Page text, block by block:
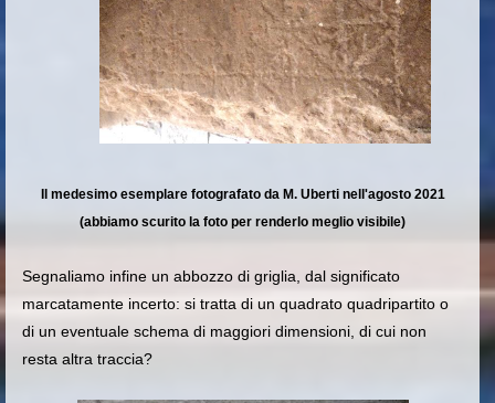
Il medesimo esemplare fotografato da M. Uberti nell'agosto 2021
(abbiamo scurito la foto per renderlo meglio visibile)
Segnaliamo infine un abbozzo di griglia, dal significato
marcatamente incerto: si tratta di un quadrato quadripartito o
di un eventuale schema di maggiori dimensioni, di cui non
resta altra traccia?